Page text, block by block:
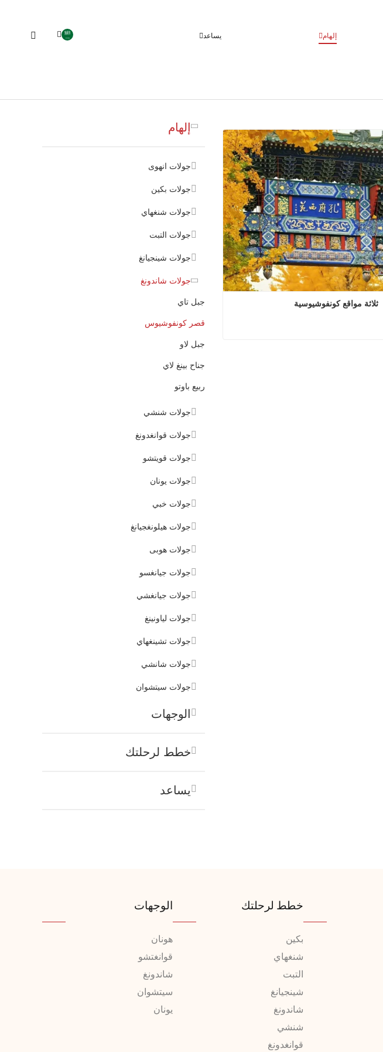
إلهام يساعد
إلهام
جولات انهوى
جولات بكين
جولات شنغهاي
جولات التبت
جولات شينجيانغ
جولات شاندونغ
جبل تاي
قصر كونفوشيوس
جبل لاو
جناح بينغ لاي
ربيع باوتو
جولات شنشي
جولات قوانغدونغ
جولات قويتشو
جولات يونان
جولات خبي
جولات هيلونغجيانغ
جولات هوبى
جولات جيانغسو
جولات جيانغشي
جولات لياونينغ
جولات تشينغهاي
جولات شانشي
جولات سيتشوان
الوجهات
خطط لرحلتك
يساعد
ثلاثة مواقع كونفوشيوسية
الوجهات
هونان
قوانغتشو
شاندونغ
سيتشوان
يونان
خطط لرحلتك
بكين
شنغهاي
التبت
شينجيانغ
شاندونغ
شنشي
قوانغدونغ